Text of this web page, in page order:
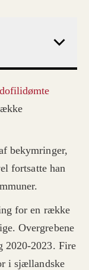
bekymringer,
fortsatte han
for en række
Overgrebene
2020-2023. Fire
i sjællandske